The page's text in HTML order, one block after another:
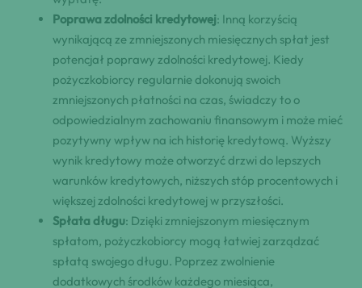
Poprawa zdolności kredytowej: Inną korzyścią
wynikającą ze zmniejszonych miesięcznych spłat jest
potencjał poprawy zdolności kredytowej. Kiedy
pożyczkobiorcy regularnie dokonują swoich
zmniejszonych płatności na czas, świadczy to o
odpowiedzialnym zachowaniu finansowym i może mieć
pozytywny wpływ na ich historię kredytową. Wyższy
wynik kredytowy może otworzyć drzwi do lepszych
warunków kredytowych, niższych stóp procentowych i
większej zdolności kredytowej w przyszłości.
Spłata długu: Dzięki zmniejszonym miesięcznym
spłatom, pożyczkobiorcy mogą łatwiej zarządzać
spłatą swojego długu. Poprzez zwolnienie
dodatkowych środków każdego miesiąca,